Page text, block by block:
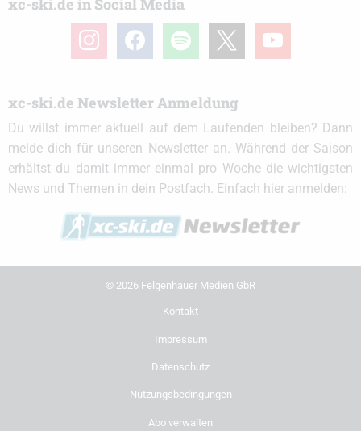
xc-ski.de in Social Media
instagramfacebook spotify youtube
xc-ski.de Newsletter Anmeldung
Du willst immer aktuell auf dem Laufenden bleiben? Dann
melde dich für unseren Newsletter an. Während der Saison
erhältst du damit immer einmal pro Woche die wichtigsten
News und Themen in dein Postfach. Einfach hier anmelden:
© 2026 Felgenhauer Medien GbR
Kontakt
Impressum
Datenschutz
Nutzungsbedingungen
Abo verwalten